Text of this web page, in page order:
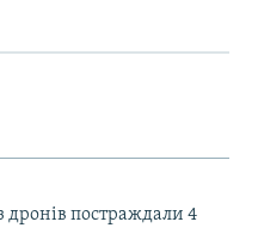
постраждали 4